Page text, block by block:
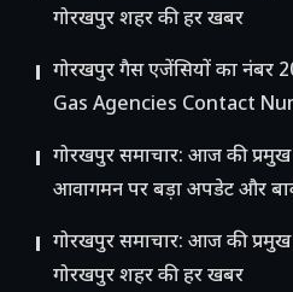
गोरखपुर शहर की हर खबर
गोरखपुर गैस एजेंसियों का नंबर
Gas Agencies Contact
गोरखपुर समाचार: आज की
आवागमन पर बड़ा अपडेट और
गोरखपुर समाचार: आज की
गोरखपुर शहर की हर खबर